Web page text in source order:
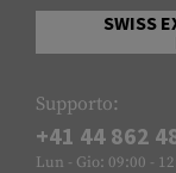
SWISS
Supporto:
+41 44 862
Lun - Gio: 09:00 -